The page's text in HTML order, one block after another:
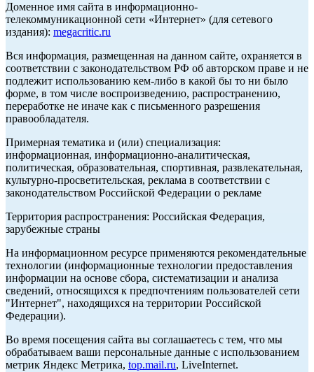
Доменное имя сайта в информационно-
телекоммуникационной сети «Интернет» (для сетевого
издания): megacritic.ru
Вся информация, размещенная на данном сайте, охраняется в
соответствии с законодательством РФ об авторском праве и не
подлежит использованию кем-либо в какой бы то ни было
форме, в том числе воспроизведению, распространению,
переработке не иначе как с письменного разрешения
правообладателя.
Примерная тематика и (или) специализация:
информационная, информационно-аналитическая,
политическая, образовательная, спортивная, развлекательная,
культурно-просветительская, реклама в соответствии с
законодательством Российской Федерации о рекламе
Территория распространения: Российская Федерация,
зарубежные страны
На информационном ресурсе применяются рекомендательные
технологии (информационные технологии предоставления
информации на основе сбора, систематизации и анализа
сведений, относящихся к предпочтениям пользователей сети
"Интернет", находящихся на территории Российской
Федерации).
Во время посещения сайта вы соглашаетесь с тем, что мы
обрабатываем ваши персональные данные с использованием
метрик Яндекс Метрика, top.mail.ru, LiveInternet.